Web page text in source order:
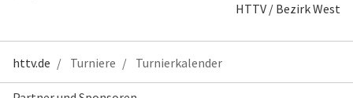
HTTV / Bezirk West
httv.de Turniere Turnierkalender